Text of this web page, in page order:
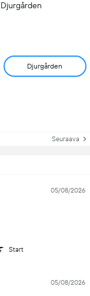
Djurgården
Djurgården
Seuraava
05/08/2026
Start
05/08/2026